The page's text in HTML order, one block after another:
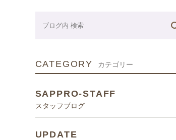
CATEGORY カテゴリー
SAPPRO-STAFF
スタッフブログ
UPDATE